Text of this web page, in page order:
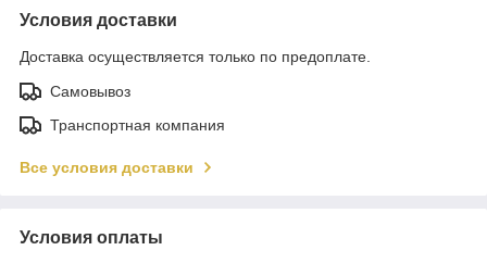
Условия доставки
Доставка осуществляется только по предоплате.
Самовывоз
Транспортная компания
Все условия доставки
Условия оплаты